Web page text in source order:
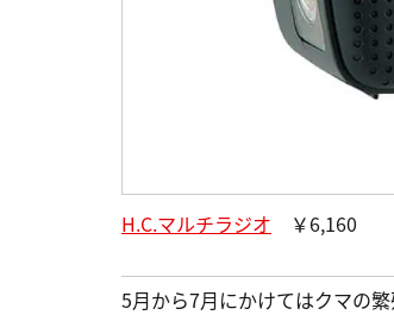
H.C.マルチラジオ ￥6,160
5月から7月にかけてはクマの